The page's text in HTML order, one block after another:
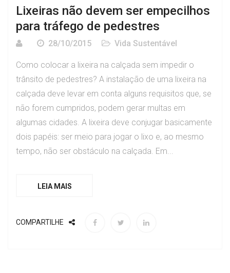
Lixeiras não devem ser empecilhos
para tráfego de pedestres
28/10/2015 Vida Sustentável
Como colocar a lixeira na calçada sem impedir o
trânsito de pedestres? A instalação de uma lixeira na
calçada deve levar em conta alguns requisitos que, se
não forem cumpridos, podem gerar multas em
algumas cidades. A lixeira deve conjugar basicamente
dois papéis: ser meio para jogar o lixo e, ao mesmo
tempo, não ser obstáculo na calçada. Em...
LEIA MAIS
COMPARTILHE